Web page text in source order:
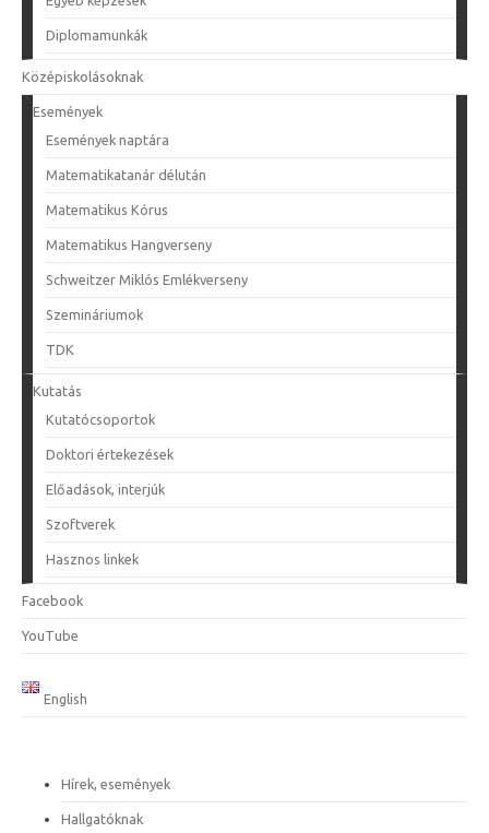
Diplomamunkák
Középiskolásoknak
Események
Események naptára
Matematikatanár délután
Matematikus Kórus
Matematikus Hangverseny
Schweitzer Miklós Emlékverseny
Szemináriumok
TDK
Kutatás
Kutatócsoportok
Doktori értekezések
Előadások, interjúk
Szoftverek
Hasznos linkek
Facebook
YouTube
English
Hírek, események
Hallgatóknak